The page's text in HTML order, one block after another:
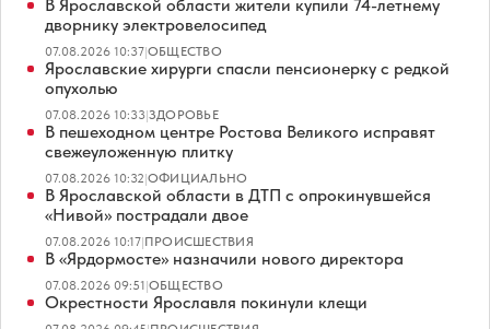
В Ярославской области жители купили 74-летнему
дворнику электровелосипед
07.08.2026 10:37|ОБЩЕСТВО
Ярославские хирурги спасли пенсионерку с редкой
опухолью
07.08.2026 10:33|ЗДОРОВЬЕ
В пешеходном центре Ростова Великого исправят
свежеуложенную плитку
07.08.2026 10:32|ОФИЦИАЛЬНО
В Ярославской области в ДТП с опрокинувшейся
«Нивой» пострадали двое
07.08.2026 10:17|ПРОИСШЕСТВИЯ
В «Ярдормосте» назначили нового директора
07.08.2026 09:51|ОБЩЕСТВО
Окрестности Ярославля покинули клещи